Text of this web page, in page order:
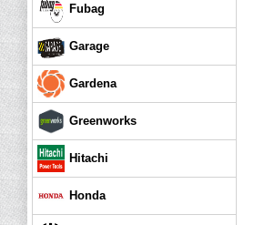
Fubag
Garage
Gardena
Greenworks
Hitachi
Honda